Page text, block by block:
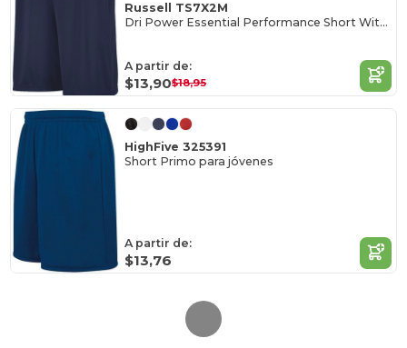
Russell TS7X2M
Dri Power Essential Performance Short With Pockets
A partir de:
$13,90$18,95
HighFive 325391
Short Primo para jóvenes
A partir de:
$13,76